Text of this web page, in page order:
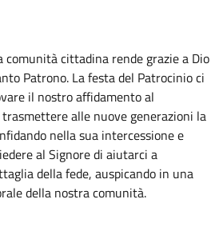
comunità cittadina rende grazie a Dio
Patrono. La festa del Patrocinio ci
il nostro affidamento al
alle nuove generazioni la
nella sua intercessione e
al Signore di aiutarci a
della fede, auspicando in una
della nostra comunità.